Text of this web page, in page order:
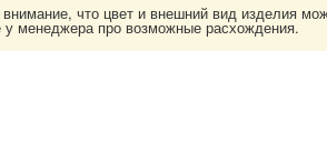
что цвет и внешний вид изделия
у менеджера про возможные расхождения.